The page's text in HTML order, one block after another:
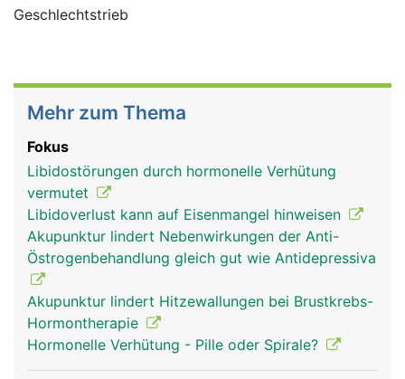
News
Geschlechtstrieb
Mehr zum Thema
Fokus
Libidostörungen durch hormonelle Verhütung
vermutet
Libidoverlust kann auf Eisenmangel hinweisen
Akupunktur lindert Nebenwirkungen der Anti-
Östrogenbehandlung gleich gut wie Antidepressiva
Akupunktur lindert Hitzewallungen bei Brustkrebs-
Hormontherapie
Hormonelle Verhütung - Pille oder Spirale?